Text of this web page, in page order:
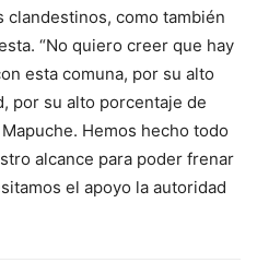
clandestinos, como también
“No quiero creer que hay
esta comuna, por su alto
por su alto porcentaje de
Hemos hecho todo
alcance para poder frenar
el apoyo la autoridad